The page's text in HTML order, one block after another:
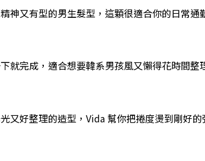
神又有型的男生髮型，這顆很適合你的日常通
就完成，適合想要韓系男孩風又懶得花時間整
又好整理的造型，Vida 幫你把捲度燙到剛好的